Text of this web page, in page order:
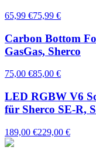
65,99 €75,99 €
Carbon Bottom
GasGas, Sherco
75,00 €85,00 €
LED RGBW V6
für Sherco SE-R,
189,00 €229,00 €